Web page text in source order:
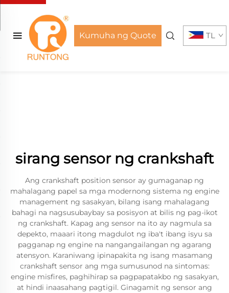
Kumuha ng Quote TL
sirang sensor ng crankshaft
Ang crankshaft position sensor ay gumaganap ng
mahalagang papel sa mga modernong sistema ng engine
management ng sasakyan, bilang isang mahalagang
bahagi na nagsusubaybay sa posisyon at bilis ng pag-ikot
ng crankshaft. Kapag ang sensor na ito ay nagmula sa
depekto, maaari itong magdulot ng iba't ibang isyu sa
pagganap ng engine na nangangailangan ng agarang
atensyon. Karaniwang ipinapakita ng isang masamang
crankshaft sensor ang mga sumusunod na sintomas:
engine misfires, paghihirap sa pagpapatakbo ng sasakyan,
at hindi inaasahang pagtigil. Ginagamit ng sensor ang